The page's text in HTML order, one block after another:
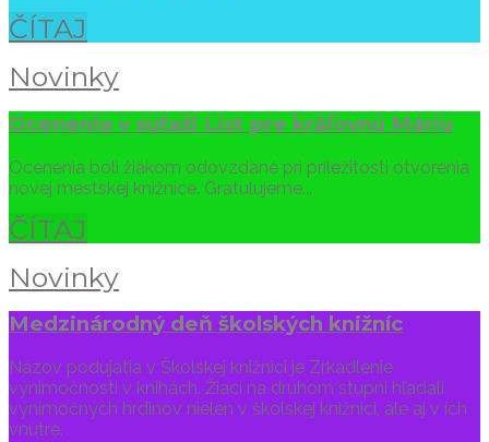
ČÍTAJ
Novinky
Ocenenia v súťaži List pre kráľovnú Máriu
Ocenenia boli žiakom odovzdané pri príležitosti otvorenia
novej mestskej knižnice. Gratulujeme...
ČÍTAJ
Novinky
Medzinárodný deň školských knižníc
Názov podujatia v Školskej knižnici je Zrkadlenie
výnimočnosti v knihách. Žiaci na druhom stupni hľadali
výnimočných hrdinov nielen v školskej knižnici, ale aj v ich
vnútre.